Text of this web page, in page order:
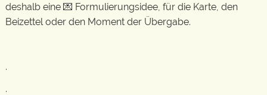
deshalb eine 💌 Formulierungsidee, für die Karte, den
Beizettel oder den Moment der Übergabe.
.
.